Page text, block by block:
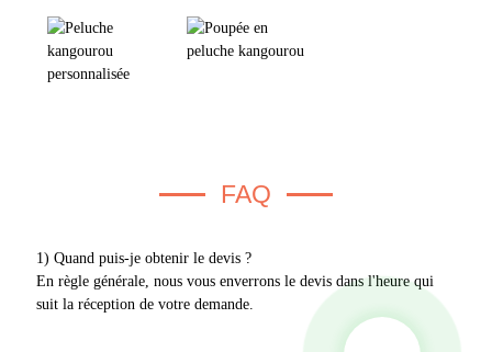
FAQ
1) Quand puis-je obtenir le devis ?
En règle générale, nous vous enverrons le devis dans l'heure qui
suit la réception de votre demande.